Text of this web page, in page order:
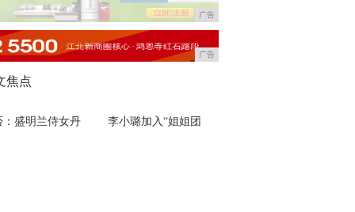
广告
广告
焦点
：盛明兰侍女丹 李小璐加入“姐姐团